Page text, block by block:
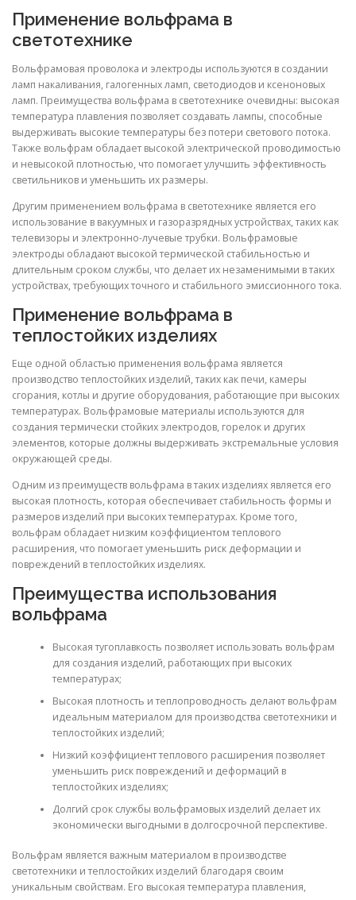
Применение вольфрама в
светотехнике
Вольфрамовая проволока и электроды используются в создании
ламп накаливания, галогенных ламп, светодиодов и ксеноновых
ламп. Преимущества вольфрама в светотехнике очевидны: высокая
температура плавления позволяет создавать лампы, способные
выдерживать высокие температуры без потери светового потока.
Также вольфрам обладает высокой электрической проводимостью
и невысокой плотностью, что помогает улучшить эффективность
светильников и уменьшить их размеры.
Другим применением вольфрама в светотехнике является его
использование в вакуумных и газоразрядных устройствах, таких как
телевизоры и электронно-лучевые трубки. Вольфрамовые
электроды обладают высокой термической стабильностью и
длительным сроком службы, что делает их незаменимыми в таких
устройствах, требующих точного и стабильного эмиссионного тока.
Применение вольфрама в
теплостойких изделиях
Еще одной областью применения вольфрама является
производство теплостойких изделий, таких как печи, камеры
сгорания, котлы и другие оборудования, работающие при высоких
температурах. Вольфрамовые материалы используются для
создания термически стойких электродов, горелок и других
элементов, которые должны выдерживать экстремальные условия
окружающей среды.
Одним из преимуществ вольфрама в таких изделиях является его
высокая плотность, которая обеспечивает стабильность формы и
размеров изделий при высоких температурах. Кроме того,
вольфрам обладает низким коэффициентом теплового
расширения, что помогает уменьшить риск деформации и
повреждений в теплостойких изделиях.
Преимущества использования
вольфрама
Высокая тугоплавкость позволяет использовать вольфрам
для создания изделий, работающих при высоких
температурах;
Высокая плотность и теплопроводность делают вольфрам
идеальным материалом для производства светотехники и
теплостойких изделий;
Низкий коэффициент теплового расширения позволяет
уменьшить риск повреждений и деформаций в
теплостойких изделиях;
Долгий срок службы вольфрамовых изделий делает их
экономически выгодными в долгосрочной перспективе.
Вольфрам является важным материалом в производстве
светотехники и теплостойких изделий благодаря своим
уникальным свойствам. Его высокая температура плавления,